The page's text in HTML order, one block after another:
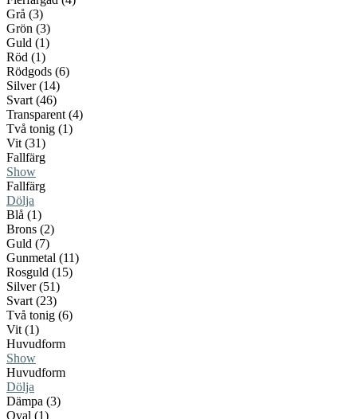
Grå (3)
Grön (3)
Guld (1)
Röd (1)
Rödgods (6)
Silver (14)
Svart (46)
Transparent (4)
Två tonig (1)
Vit (31)
Fallfärg
Show
Fallfärg
Dölja
Blå (1)
Brons (2)
Guld (7)
Gunmetal (11)
Rosguld (15)
Silver (51)
Svart (23)
Två tonig (6)
Vit (1)
Huvudform
Show
Huvudform
Dölja
Dämpa (3)
Oval (1)